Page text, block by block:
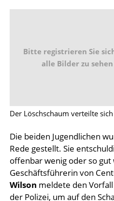
Bitte registrieren Sie
alle Bilder zu sehen
Der Löschschaum verteilte
Die beiden Jugendlichen
Rede gestellt. Sie
offenbar wenig oder so gut
Geschäftsführerin von
Wilson meldete den
der Polizei, um auf den